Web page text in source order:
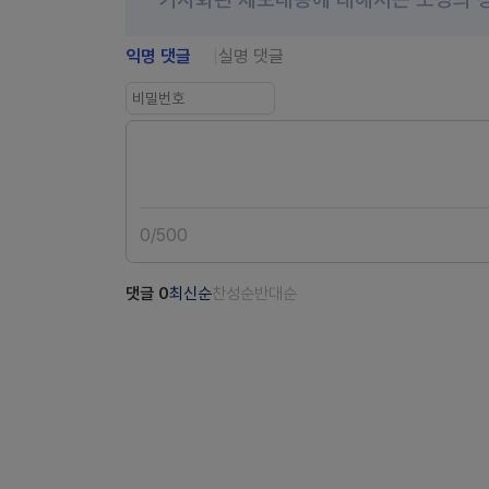
익명 댓글 실명 댓글
0/500
댓글 0최신순찬성순반대순